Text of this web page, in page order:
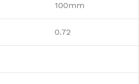
100mm
0.72